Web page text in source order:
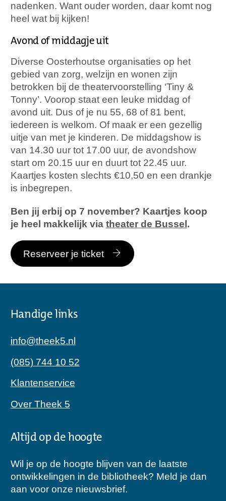
nadenken. Want ouder worden, daar komt nog
heel wat bij kijken!
Avond of middagje uit
Diverse Oosterhoutse organisaties op het
gebied van zorg, welzijn en wonen zijn
betrokken bij de theatervoorstelling ‘Tiny &
Tonny’. Voorop staat een leuke middag of
avond uit. Dus of je nu 55, 68 of 81 bent,
iedereen is welkom. Of maak er een gezellig
uitje van met je kinderen. De middagshow is
van 14.30 uur tot 17.00 uur, de avondshow
start om 20.15 uur en duurt tot 22.45 uur.
Kaartjes kosten slechts €10,50 en een drankje
is inbegrepen.
Ben jij erbij op 7 november? Kaartjes koop
je heel makkelijk via theater de Bussel.
Reserveer je ticket
Handige links
info@theek5.nl
(085) 744 10 52
Klantenservice
Over Theek 5
Altijd op de hoogte
Wil je op de hoogte blijven van de laatste
ontwikkelingen in de bibliotheek? Meld je dan
aan voor onze nieuwsbrief.